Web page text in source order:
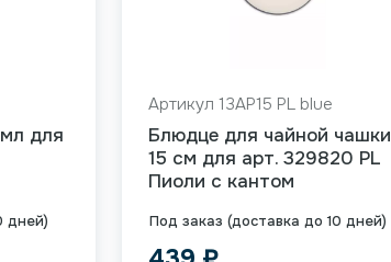
дней)
для
Под заказ (доставка до 10 дней)
Артикул 13AP15 PL blue
Блюдце для чайной чашки
15 см для арт. 329820 PL
Пиоли с кантом